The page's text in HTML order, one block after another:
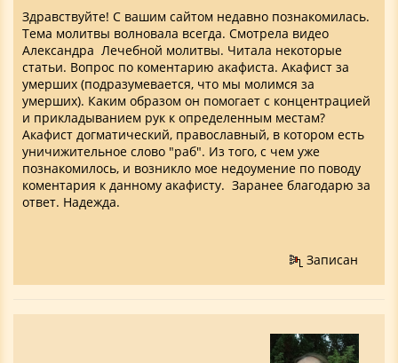
Здравствуйте! С вашим сайтом недавно познакомилась.
Тема молитвы волновала всегда. Смотрела видео
Александра Лечебной молитвы. Читала некоторые
статьи. Вопрос по коментарию акафиста. Акафист за
умерших (подразумевается, что мы молимся за
умерших). Каким образом он помогает с концентрацией
и прикладыванием рук к определенным местам?
Акафист догматический, православный, в котором есть
уничижительное слово "раб". Из того, с чем уже
познакомилось, и возникло мое недоумение по поводу
коментария к данному акафисту. Заранее благодарю за
ответ. Надежда.
Записан